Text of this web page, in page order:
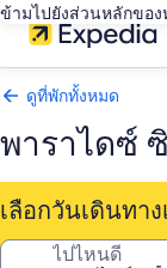
ข้ามไปยังส่วนหลักของ
ดูที่พักทั้งหมด
พาราไดซ์
เลือกวันเดินทา
ไปไหนดี